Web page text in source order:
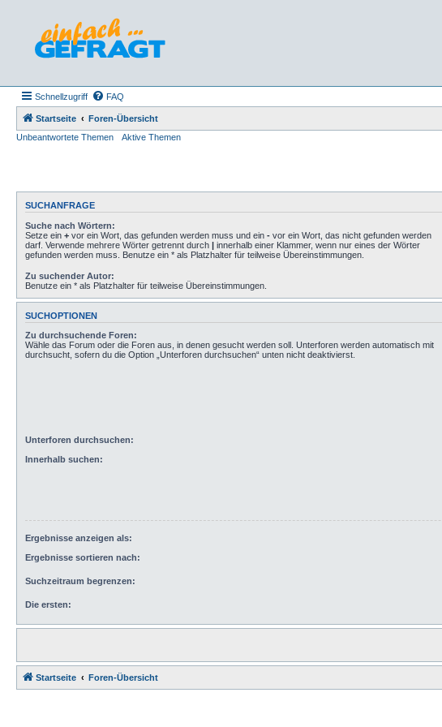
Schnellzugriff FAQ
Startseite
Foren-Übersicht
Unbeantwortete Themen
Aktive Themen
SUCHANFRAGE
Suche nach Wörtern:
Setze ein + vor ein Wort, das gefunden werden muss und ein - vor ein Wort, das nicht gefunden werden
darf. Verwende mehrere Wörter getrennt durch | innerhalb einer Klammer, wenn nur eines der Wörter
gefunden werden muss. Benutze ein * als Platzhalter für teilweise Übereinstimmungen.
Zu suchender Autor:
Benutze ein * als Platzhalter für teilweise Übereinstimmungen.
SUCHOPTIONEN
Zu durchsuchende Foren:
Wähle das Forum oder die Foren aus, in denen gesucht werden soll. Unterforen werden automatisch mit
durchsucht, sofern du die Option „Unterforen durchsuchen“ unten nicht deaktivierst.
Unterforen durchsuchen:
Innerhalb suchen:
Ergebnisse anzeigen als:
Ergebnisse sortieren nach:
Suchzeitraum begrenzen:
Die ersten:
Startseite Foren-Übersicht